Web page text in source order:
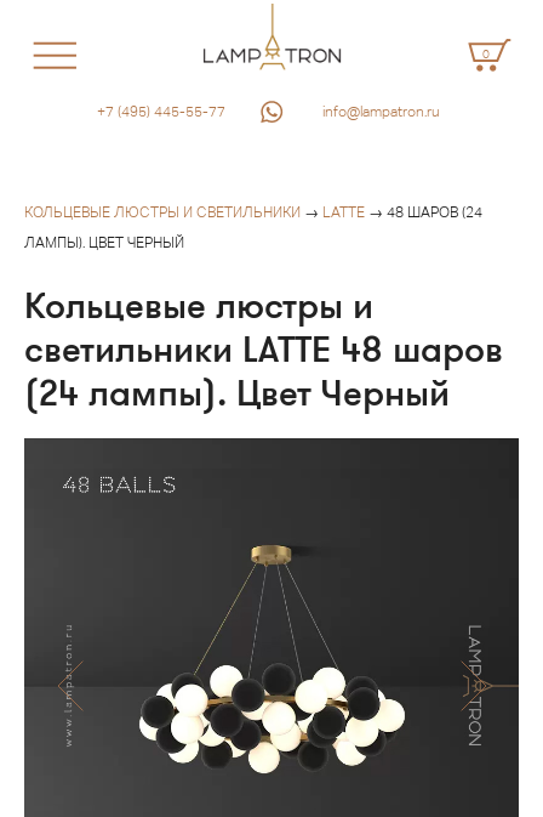
0
+7 (495) 445-55-77 info@lampatron.ru
КОЛЬЦЕВЫЕ ЛЮСТРЫ И СВЕТИЛЬНИКИ → LATTE → 48 ШАРОВ (24
ЛАМПЫ). ЦВЕТ ЧЕРНЫЙ
Кольцевые люстры и
светильники LATTE 48 шаров
(24 лампы). Цвет Черный